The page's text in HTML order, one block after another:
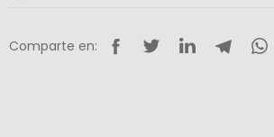
Comparte en: